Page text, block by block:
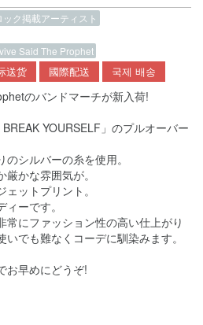
ック掲載アーティスト
Said The Prophet
送货 國際配送 국제 배송
のバンドマーチが新入荷!
YOURSELF」のプルオーバー
シルバーの糸を使用。
かな雰囲気が。
ットプリント。
ーです。
常にファッション性の高い仕上がり
でも難なくコーデに馴染みます。
お早めにどうぞ!